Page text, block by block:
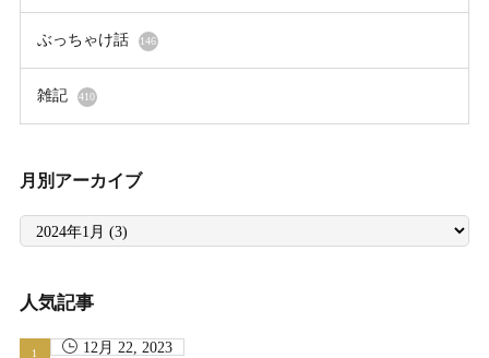
ぶっちゃけ話 146
雑記 410
月別アーカイブ
月
ア
イ
ブ
人気記事
12月 22, 2023